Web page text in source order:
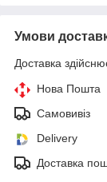
Умови
Доставка
Нова Пошта
Самовивіз
Delivery
Доставка